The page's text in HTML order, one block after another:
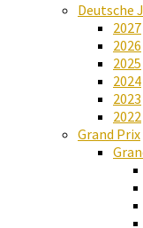
Deutsche
2027
2026
2025
2024
2023
2022
Grand Prix